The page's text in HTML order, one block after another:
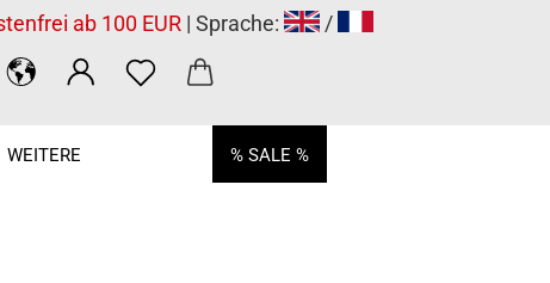
ab 100 EUR | Sprache: /
% SALE %
WEITERE